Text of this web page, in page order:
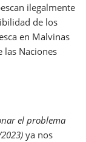
ilegalmente
de los
en Malvinas
las Naciones
el problema
ya nos